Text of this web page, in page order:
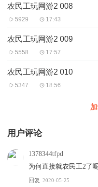
农民工玩网游2 008
5929 17:43
农民工玩网游2 009
5558 17:57
农民工玩网游2 010
5347 18:56
用户评论
1378344tfpd
为何直接就农民工2了
回复 2020-05-25